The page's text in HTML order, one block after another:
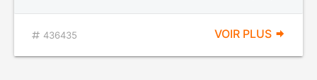
436435 VOIR PLUS